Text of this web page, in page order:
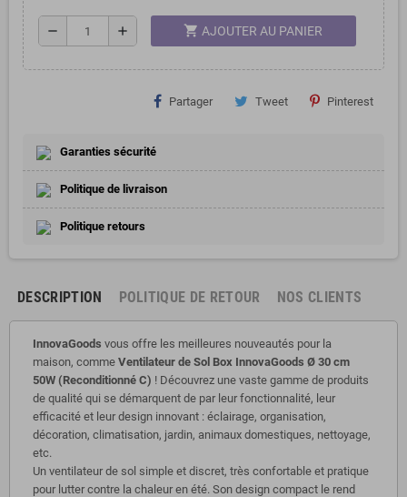
remove add shopping_cart AJOUTER AU PANIER
Partager Tweet Pinterest
Garanties sécurité
Politique de livraison
Politique retours
DESCRIPTION POLITIQUE DE RETOUR NOS CLIENTS
InnovaGoods vous offre les meilleures nouveautés pour la
maison, comme Ventilateur de Sol Box InnovaGoods Ø 30 cm
50W (Reconditionné C) ! Découvrez une vaste gamme de produits
de qualité qui se démarquent de par leur fonctionnalité, leur
efficacité et leur design innovant : éclairage, organisation,
décoration, climatisation, jardin, animaux domestiques, nettoyage,
etc.
Un ventilateur de sol simple et discret, très confortable et pratique
pour lutter contre la chaleur en été. Son design compact le rend